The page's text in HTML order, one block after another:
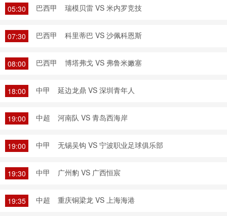
05:30 巴西甲 瑞模贝雷 VS 米内罗竞技
07:30 巴西甲 科里蒂巴 VS 沙佩科恩斯
08:00 巴西甲 博塔弗戈 VS 弗鲁米嫩塞
18:00 中甲 延边龙鼎 VS 深圳青年人
19:00 中超 河南队 VS 青岛西海岸
19:00 中甲 无锡吴钩 VS 宁波职业足球俱乐部
19:30 中甲 广州豹 VS 广西恒宸
19:35 中超 重庆铜梁龙 VS 上海海港